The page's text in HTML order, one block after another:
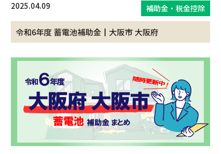
2025.04.09 補助金・税金控除
令和6年度 蓄電池補助金┃大阪市 大阪府